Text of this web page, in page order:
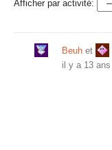
Afficher par activité:
Beuh et
il y a 13 ans